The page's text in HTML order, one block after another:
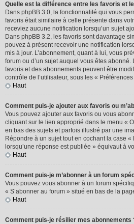
Quelle est la différence entre les favoris et
Dans phpBB 3.0, la fonctionnalité qui vous
favoris était similaire à celle présente dans
receviez aucune notification lorsqu’un sujet
Dans phpBB 3.2, les favoris sont davantage
pouvez à présent recevoir une notification
mis à jour. L’abonnement, quant à lui, vous
forum ou d’un sujet auquel vous êtes
favoris et des abonnements peuvent être
contrôle de l’utilisateur, sous les «
Haut
Comment puis-je ajouter aux favoris ou
Vous pouvez ajouter aux favoris ou vous
cliquant sur le lien approprié dans le menu «
en bas des sujets et parfois illustré par une
Répondre à un sujet tout en cochant la case
lorsqu’une réponse est publiée » équivaut à
Haut
Comment puis-je m’abonner à un forum
Vous pouvez vous abonner à un forum
« S’abonner au forum » situé en bas de la
Haut
Comment puis-je résilier mes abonnements